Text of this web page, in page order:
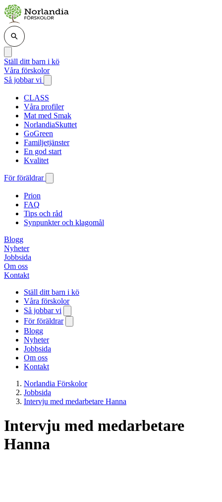
Ställ ditt barn i kö
Våra förskolor
Så jobbar vi
CLASS
Våra profiler
Mat med Smak
NorlandiaSkuttet
GoGreen
Familjetjänster
En god start
Kvalitet
För föräldrar
Prion
FAQ
Tips och råd
Synpunkter och klagomål
Blogg
Nyheter
Jobbsida
Om oss
Kontakt
Ställ ditt barn i kö
Våra förskolor
Så jobbar vi
För föräldrar
Blogg
Nyheter
Jobbsida
Om oss
Kontakt
Norlandia Förskolor
Jobbsida
Intervju med medarbetare Hanna
Intervju med medarbetare
Hanna